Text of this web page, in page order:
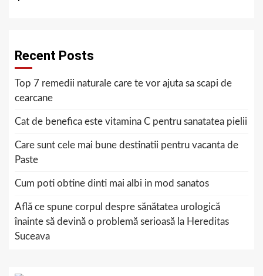
Recent Posts
Top 7 remedii naturale care te vor ajuta sa scapi de
cearcane
Cat de benefica este vitamina C pentru sanatatea pielii
Care sunt cele mai bune destinatii pentru vacanta de
Paste
Cum poti obtine dinti mai albi in mod sanatos
Află ce spune corpul despre sănătatea urologică
înainte să devină o problemă serioasă la Hereditas
Suceava